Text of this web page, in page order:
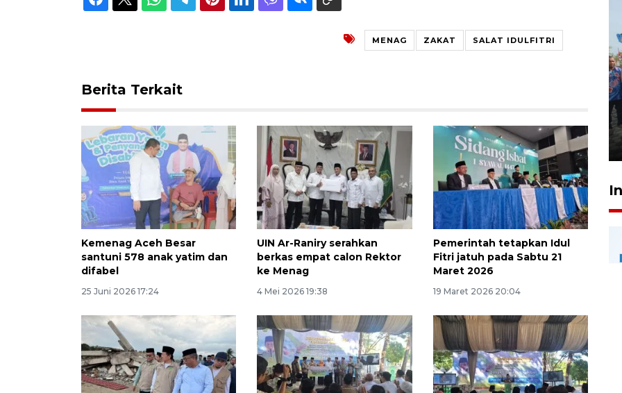
MENAG ZAKAT SALAT IDULFITRI
Berita Terkait
Kemenag Aceh Besar
santuni 578 anak yatim dan
difabel
25 Juni 2026 17:24
UIN Ar-Raniry serahkan
berkas empat calon Rektor
ke Menag
4 Mei 2026 19:38
Pemerintah tetapkan Idul
Fitri jatuh pada Sabtu 21
Maret 2026
19 Maret 2026 20:04
Meutia
31 Juli 2026 20:28